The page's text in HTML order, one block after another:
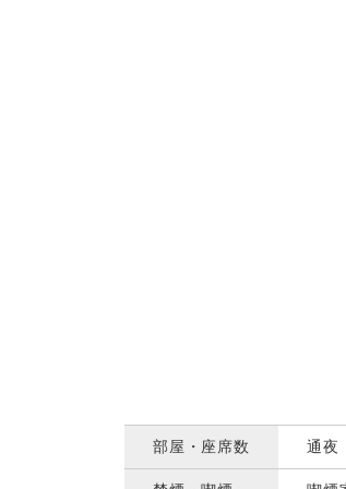
部屋・座席数 通夜